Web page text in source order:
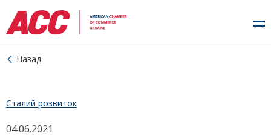
Назад
04.06.2021
Сталий розвиток